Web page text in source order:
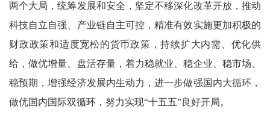
两个大局，统筹发展和安全，坚定不移深化改革开放，推动
科技自立自强、产业链自主可控，精准有效实施更加积极的
财政政策和适度宽松的货币政策，持续扩大内需、优化供
给，做优增量、盘活存量，着力稳就业、稳企业、稳市场、
稳预期，增强经济发展内生动力，进一步做强国内大循环，
做优国内国际双循环，努力实现“十五五”良好开局。